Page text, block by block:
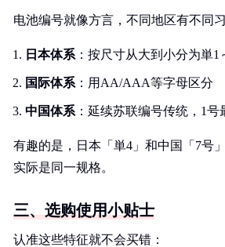
电池编号就像方言，不同地区有不同习
日本体系 ：按尺寸从大到小分为単1
国际体系 ：用AA/AAA等字母区分
中国体系 ：延续苏联编号传统，1
有趣的是，日本「単4」和中国「7号
实际是同一规格。
三、选购使用小贴士
认准这些特征就不会买错：